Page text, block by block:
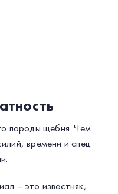
породы щебня. Чем
времени и спец
– это известняк,